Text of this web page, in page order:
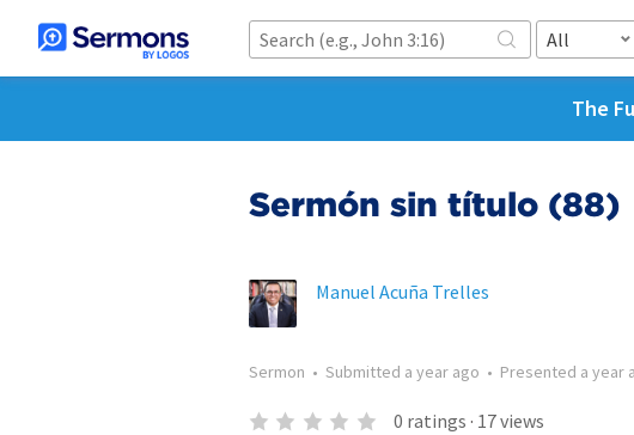
All
The
Sermón sin título (88)
Manuel Acuña Trelles
Sermon • Submitted a year ago • Presented a year
0 ratings · 17views